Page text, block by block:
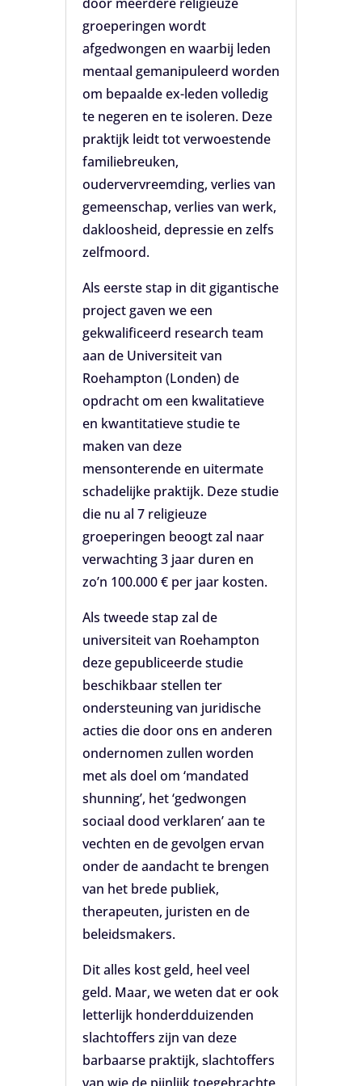
groeperingen wordt
afgedwongen en waarbij leden
mentaal gemanipuleerd worden
om bepaalde ex-leden volledig
te negeren en te isoleren. Deze
praktijk leidt tot verwoestende
familiebreuken,
oudervervreemding, verlies van
gemeenschap, verlies van werk,
dakloosheid, depressie en zelfs
zelfmoord.
Als eerste stap in dit gigantische
project gaven we een
gekwalificeerd research team
aan de Universiteit van
Roehampton (Londen) de
opdracht om een kwalitatieve
en kwantitatieve studie te
maken van deze
mensonterende en uitermate
schadelijke praktijk. Deze studie
die nu al 7 religieuze
groeperingen beoogt zal naar
verwachting 3 jaar duren en
zo’n 100.000 € per jaar kosten.
Als tweede stap zal de
universiteit van Roehampton
deze gepubliceerde studie
beschikbaar stellen ter
ondersteuning van juridische
acties die door ons en anderen
ondernomen zullen worden
met als doel om ‘mandated
shunning’, het ‘gedwongen
sociaal dood verklaren’ aan te
vechten en de gevolgen ervan
onder de aandacht te brengen
van het brede publiek,
therapeuten, juristen en de
beleidsmakers.
Dit alles kost geld, heel veel
geld. Maar, we weten dat er ook
letterlijk honderdduizenden
slachtoffers zijn van deze
barbaarse praktijk, slachtoffers
van wie de pijnlijk toegebrachte